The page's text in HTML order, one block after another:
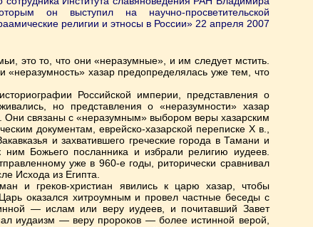
он выступил на научно-просветительской
религии и этносы в России» 22 апреля 2007
это то, что они «неразумные», и им следует мстить.
хазар предопределялась уже тем, что
Российской империи, представления о
но представления о «неразумности» хазар
Они связаны с «неразумным» выбором веры хазарским
документам, еврейско-хазарской переписке Х в.,
и захватившего греческие города в Тамани и
Божьего посланника и избрали религию иудеев.
уже в 960-е годы, риторически сравнивал
Исхода из Египта.
и греков-христиан явились к царю хазар, чтобы
оказался хитроумным и провел частные беседы с
— ислам или веру иудеев, и почитавший Завет
иудаизм — веру пророков — более истинной верой,